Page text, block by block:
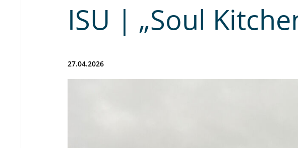
ISU | „Soul
27.04.2026